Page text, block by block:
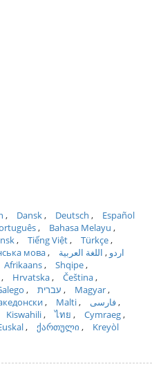
Dansk Deutsch
Español
Bahasa Melayu
Tiếng Việt
Türkçe
мова اردو
اللغة العربية
Afrikaans
Shqipe
Hrvatska
Čeština
עברית
Magyar
Malti
فارسی
Kiswahili ไทย
Cymraeg
ქართული
Kreyòl